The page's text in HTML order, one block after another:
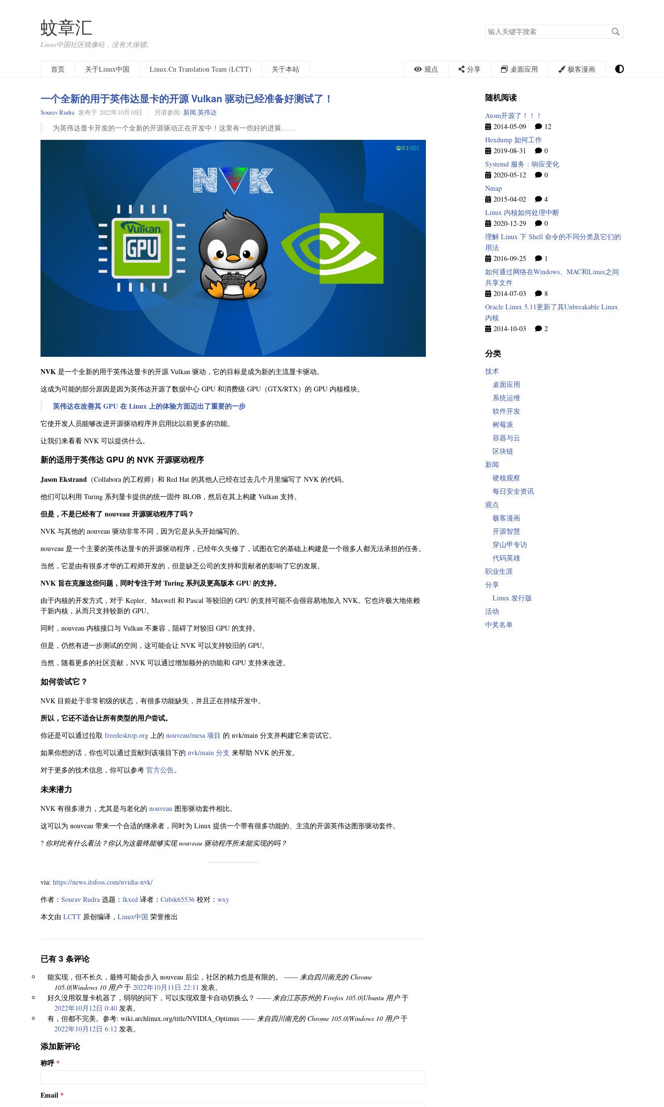
蚊章汇
Linux中国社区镜像站，没有大保镖。
搜
索
首页
关于Linux中国 Linux.Cn Translation Team (LCTT) 关于本站 观点 分享 桌面应用 极客漫画
一个全新的用于英伟达显卡的开源 Vulkan 驱动已经准备好测试了！
Sourav Rudra 发布于 2022年10月10日 另请参阅: 新闻,英伟达
为英伟达显卡开发的一个全新的开源驱动正在开发中！这里有一些好的进展……
NVK 是一个全新的用于英伟达显卡的开源 Vulkan 驱动，它的目标是成为新的主流显卡驱动。
这成为可能的部分原因是因为英伟达开源了数据中心 GPU 和消费级 GPU（GTX/RTX）的 GPU 内核模块。
英伟达在改善其 GPU 在 Linux 上的体验方面迈出了重要的一步
它使开发人员能够改进开源驱动程序并启用比以前更多的功能。
让我们来看看 NVK 可以提供什么。
新的适用于英伟达 GPU 的 NVK 开源驱动程序
Jason Ekstrand （Collabora 的工程师）和 Red Hat 的其他人已经在过去几个月里编写了 NVK 的代码。
他们可以利用 Turing 系列显卡提供的统一固件 BLOB，然后在其上构建 Vulkan 支持。
但是，不是已经有了 nouveau 开源驱动程序了吗？
NVK 与其他的 nouveau 驱动非常不同，因为它是从头开始编写的。
nouveau 是一个主要的英伟达显卡的开源驱动程序，已经年久失修了，试图在它的基础上构建是一个很多人都无法承担的任务。
当然，它是由有很多才华的工程师开发的，但是缺乏公司的支持和贡献者的影响了它的发展。
NVK 旨在克服这些问题，同时专注于对 Turing 系列及更高版本 GPU 的支持。
由于内核的开发方式，对于 Kepler、Maxwell 和 Pascal 等较旧的 GPU 的支持可能不会很容易地加入 NVK。它也许极大地依赖
于新内核，从而只支持较新的 GPU。
同时，nouveau 内核接口与 Vulkan 不兼容，阻碍了对较旧 GPU 的支持。
但是，仍然有进一步测试的空间，这可能会让 NVK 可以支持较旧的 GPU。
当然，随着更多的社区贡献，NVK 可以通过增加额外的功能和 GPU 支持来改进。
如何尝试它？
NVK 目前处于非常初级的状态，有很多功能缺失，并且正在持续开发中。
所以，它还不适合让所有类型的用户尝试。
你还是可以通过拉取 freedesktop.org 上的 nouveau/mesa 项目 的 nvk/main 分支并构建它来尝试它。
如果你想的话，你也可以通过贡献到该项目下的 nvk/main 分支 来帮助 NVK 的开发。
对于更多的技术信息，你可以参考 官方公告。
未来潜力
NVK 有很多潜力，尤其是与老化的 nouveau 图形驱动套件相比。
这可以为 nouveau 带来一个合适的继承者，同时为 Linux 提供一个带有很多功能的、主流的开源英伟达图形驱动套件。
? 你对此有什么看法？你认为这最终能够实现 nouveau 驱动程序所未能实现的吗？
via: https://news.itsfoss.com/nvidia-nvk/
作者： Sourav Rudra 选题： lkxed 译者： Cubik65536 校对： wxy
本文由 LCTT 原创编译， Linux中国 荣誉推出
已有 3 条评论
能实现，但不长久，最终可能会步入 nouveau 后尘，社区的精力也是有限的。 —— 来自四川南充的 Chrome
105.0|Windows 10 用户于 2022年10月11日 22:11 发表。
好久没用双显卡机器了，弱弱的问下，可以实现双显卡自动切换么？ —— 来自江苏苏州的 Firefox 105.0|Ubuntu 用户于
2022年10月12日 0:40 发表。
有，但都不完美。参考: wiki.archlinux.org/title/NVIDIA_Optimus —— 来自四川南充的 Chrome 105.0|Windows 10 用户于
2022年10月12日 6:12 发表。
添加新评论
称呼
Email
随机阅读
Atom开源了！！！
2014-05-09
12
Hexdump 如何工作
2019-08-31
0
Systemd 服务：响应变化
2020-05-12
0
Nmap
2015-04-02
4
Linux 内核如何处理中断
2020-12-29
0
理解 Linux 下 Shell 命令的不同分类及它们的
用法
2016-09-25
1
如何通过网络在Windows、MAC和Linux之间
共享文件
2014-07-03
8
Oracle Linux 5.11更新了其Unbreakable Linux
内核
2014-10-03
2
分类
技术
桌面应用
系统运维
软件开发
树莓派
容器与云
区块链
新闻
硬核观察
每日安全资讯
观点
极客漫画
开源智慧
穿山甲专访
代码英雄
职业生涯
分享
Linux 发行版
活动
中奖名单